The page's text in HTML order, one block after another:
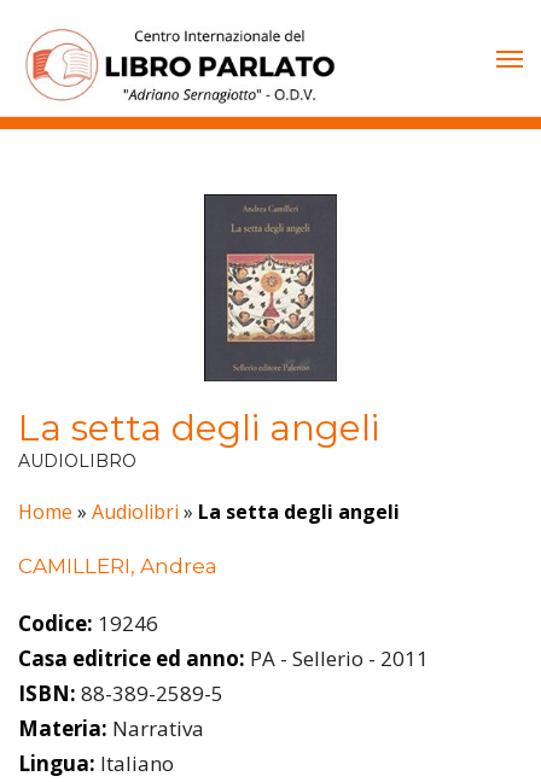
contenuto
La setta degli angeli
AUDIOLIBRO
Home » Audiolibri » La setta degli angeli
CAMILLERI, Andrea
Codice: 19246
Casa editrice ed anno: PA - Sellerio - 2011
ISBN: 88-389-2589-5
Materia: Narrativa
Lingua: Italiano